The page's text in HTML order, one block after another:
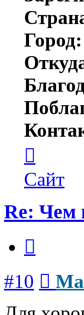
Город:
пользователя
Maks42
Сайт
Re: Чем
#10